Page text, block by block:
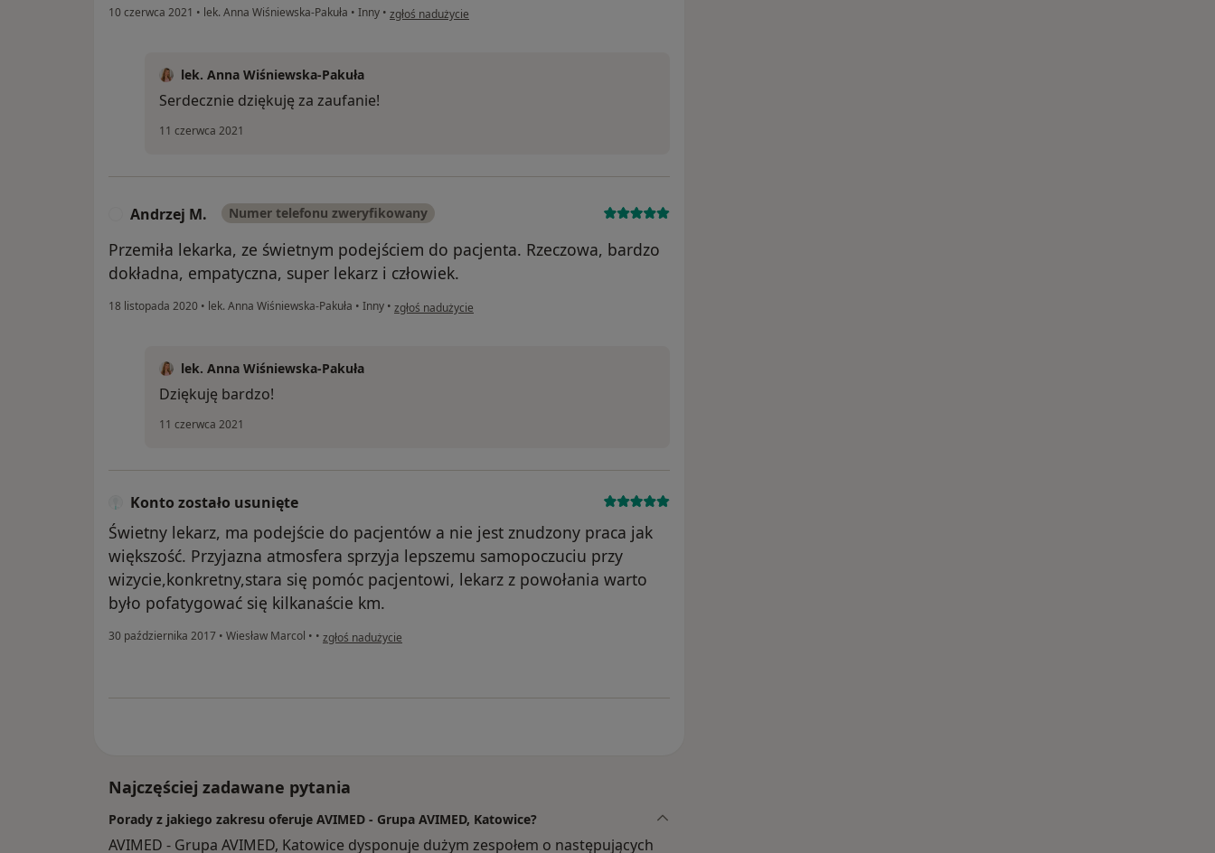
10 czerwca 2021 • lek. Anna Wiśniewska-Pakuła • Inny • w opinii użytkownika D.K
zgłoś nadużycie
lek. Anna Wiśniewska-Pakuła
Serdecznie dziękuję za zaufanie!
11 czerwca 2021
Andrzej M. Numer telefonu zweryfikowany
Przemiła lekarka, ze świetnym podejściem do pacjenta. Rzeczowa, bardzo
dokładna, empatyczna, super lekarz i człowiek.
18 listopada 2020 • lek. Anna Wiśniewska-Pakuła • Inny • w opinii użytkownika Andrzej M.
zgłoś nadużycie
lek. Anna Wiśniewska-Pakuła
Dziękuję bardzo!
11 czerwca 2021
Konto zostało usunięte
Świetny lekarz, ma podejście do pacjentów a nie jest znudzony praca jak
większość. Przyjazna atmosfera sprzyja lepszemu samopoczuciu przy
wizycie,konkretny,stara się pomóc pacjentowi, lekarz z powołania warto
było pofatygować się kilkanaście km.
30 października 2017 • Wiesław Marcol • • w opinii użytkownika Konto zostało usunięte
zgłoś nadużycie
Najczęściej zadawane pytania
Porady z jakiego zakresu oferuje AVIMED - Grupa AVIMED, Katowice?
AVIMED - Grupa AVIMED, Katowice dysponuje dużym zespołem o następujących